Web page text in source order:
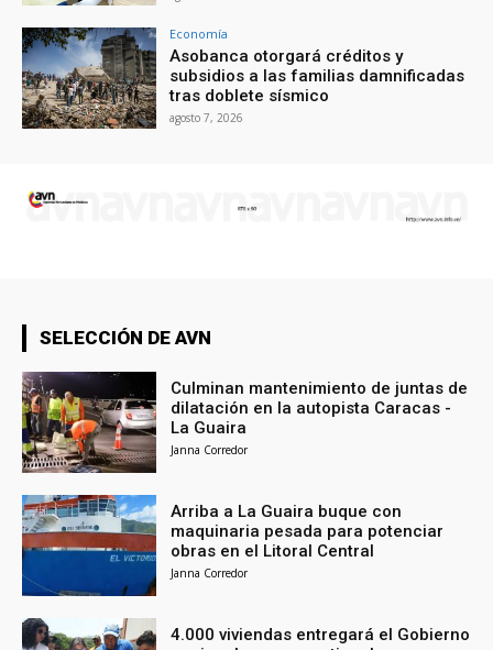
Economía
Asobanca otorgará créditos y
subsidios a las familias damnificadas
tras doblete sísmico
agosto 7, 2026
SELECCIÓN DE AVN
Culminan mantenimiento de juntas de
dilatación en la autopista Caracas -
La Guaira
Janna Corredor
Arriba a La Guaira buque con
maquinaria pesada para potenciar
obras en el Litoral Central
Janna Corredor
4.000 viviendas entregará el Gobierno